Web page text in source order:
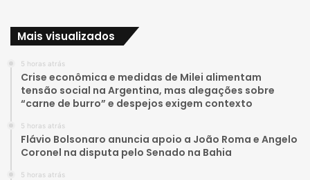
b
g
a
Mais visualizados
5 horas atrás
Crise econômica e medidas de Milei alimentam
tensão social na Argentina, mas alegações sobre
“carne de burro” e despejos exigem contexto
5 horas atrás
Flávio Bolsonaro anuncia apoio a João Roma e Angelo
Coronel na disputa pelo Senado na Bahia
5 horas atrás